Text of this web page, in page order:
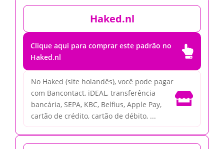
Haked.nl
Clique aqui para comprar este padrão no
Haked.nl

No Haked (site holandês), você pode pagar
com Bancontact, iDEAL, transferência
bancária, SEPA, KBC, Belfius, Apple Pay,
cartão de crédito, cartão de débito, ...
